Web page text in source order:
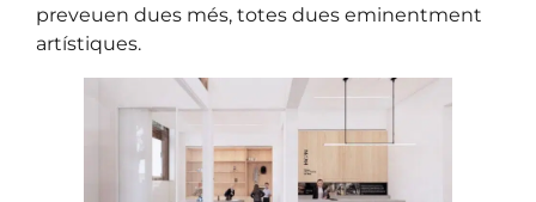
preveuen dues més, totes dues eminentment
artístiques.